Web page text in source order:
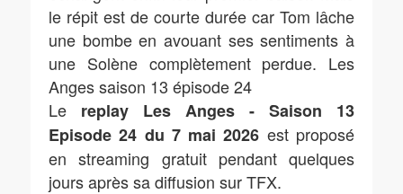
le répit est de courte durée car Tom lâche
une bombe en avouant ses sentiments à
une Solène complètement perdue. Les
Anges saison 13 épisode 24
Le replay Les Anges - Saison 13
Episode 24 du 7 mai 2026 est proposé
en streaming gratuit pendant quelques
jours après sa diffusion sur TFX.